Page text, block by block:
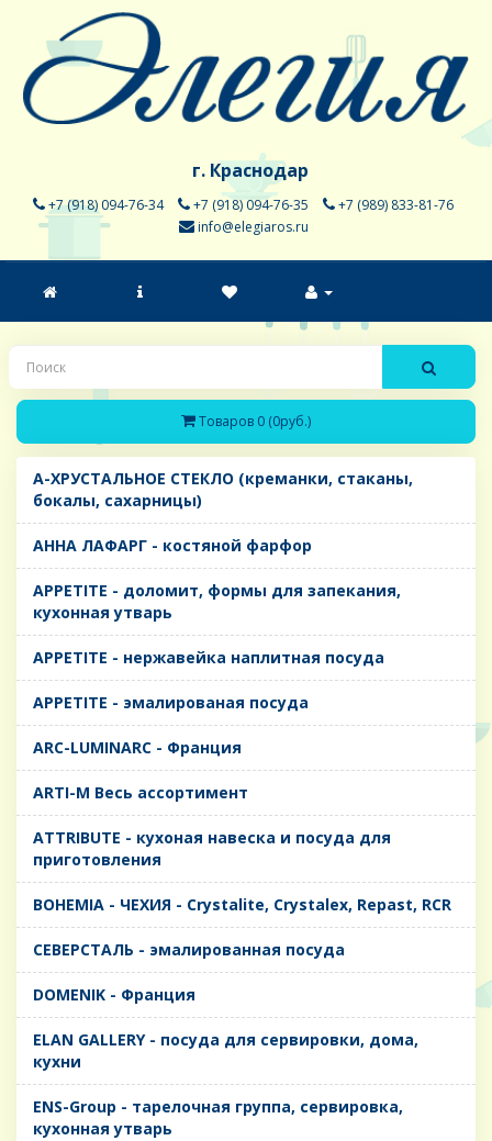
г. Краснодар
+7 (918) 094-76-34 +7 (918) 094-76-35
+7 (989) 833-81-76
info@elegiaros.ru
Товаров 0 (0руб.)
A-ХРУСТАЛЬНОЕ СТЕКЛО (креманки, стаканы,
бокалы, сахарницы)
AHHA ЛАФАРГ - костяной фарфор
APPETITE - доломит, формы для запекания,
кухонная утварь
APPETITE - нержавейка наплитная посуда
APPETITE - эмалированая посуда
ARC-LUMINARC - Франция
ARTI-M Весь ассортимент
ATTRIBUTE - кухоная навеска и посуда для
приготовления
BOHEMIA - ЧЕХИЯ - Crystalite, Crystalex, Repast, RCR
CЕВЕРСТАЛЬ - эмалированная посуда
DOMENIK - Франция
ELAN GALLERY - посуда для сервировки, дома,
кухни
ENS-Group - тарелочная группа, сервировка,
кухонная утварь